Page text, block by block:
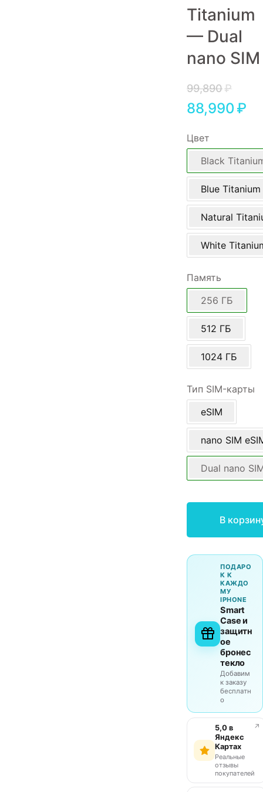
Titanium
— Dual
nano SIM
99,890₽
88,990₽
Цвет
Black
Blue Titanium
Natural
White
Память
256 ГБ
512 ГБ
1024 ГБ
Тип SIM-карты
eSIM
nano SIM
Dual nano
В
ПОДАРО
К К
КАЖДО
МУ
IPHONE
Smart
Case и
защитн
ое
бронес
текло
Добавим
к заказу
бесплатн
о
5,0 в
Яндекс
Картах
Реальные
отзывы
покупателей
↗